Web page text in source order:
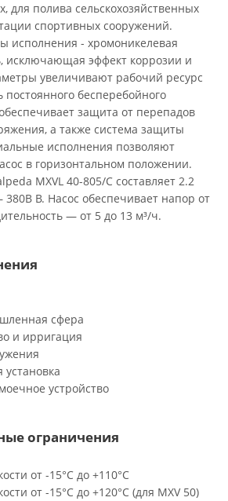
для полива сельскохозяйственных
спортивных сооружений.
исполнения - хромоникелевая
исключающая эффект коррозии и
увеличивают рабочий ресурс
постоянного бесперебойного
защита от перепадов
а также система защиты
исполнения позволяют
в горизонтальном положении.
MXVL 40-805/C составляет 2.2
В. Насос обеспечивает напор от
— от 5 до 13 м³/ч.
сфера
и ирригация
устройство
ограничения
от -15°C до +110°C
от -15°C до +120°C (для MXV 50)